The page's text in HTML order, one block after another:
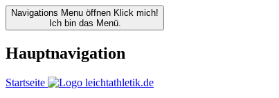
Navigations Menu öffnen Klick mich!
Ich bin das Menü.
Hauptnavigation
Startseite